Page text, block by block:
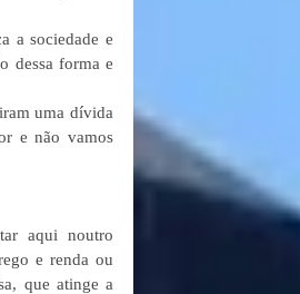
a sociedade e
dessa forma e
uma dívida
e não vamos
aqui noutro
e renda ou
que atinge a